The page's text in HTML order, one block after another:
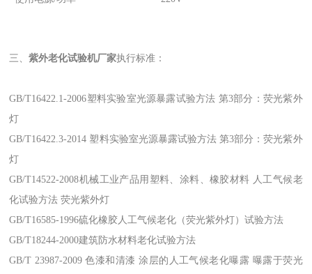
三、紫外老化试验机厂家执行标准：
GB/T16422.1-2006塑料实验室光源暴露试验方法 第3部分：荧光紫外
灯
GB/T16422.3-2014 塑料实验室光源暴露试验方法 第3部分：荧光紫外
灯
GB/T14522-2008机械工业产品用塑料、涂料、橡胶材料 人工气候老
化试验方法 荧光紫外灯
GB/T16585-1996硫化橡胶人工气候老化（荧光紫外灯）试验方法
GB/T18244-2000建筑防水材料老化试验方法
GB/T 23987-2009 色漆和清漆 涂层的人工气候老化曝露 曝露于荧光